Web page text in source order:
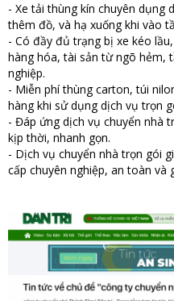
- Xe tải thùng kín chuyên dụng
thêm đồ, và hạ xuống khi vào
- Có đầy đủ trạng bị xe kéo
hàng hóa, tài sản từ ngõ hẻm,
nghiệp.
- Miễn phí thùng carton, túi
hàng khi sử dụng dịch vụ trọn
- Đáp ứng dịch vụ chuyển nhà
kịp thời, nhanh gọn.
- Dịch vụ chuyển nhà trọn gói
cấp chuyên nghiệp, an toàn và